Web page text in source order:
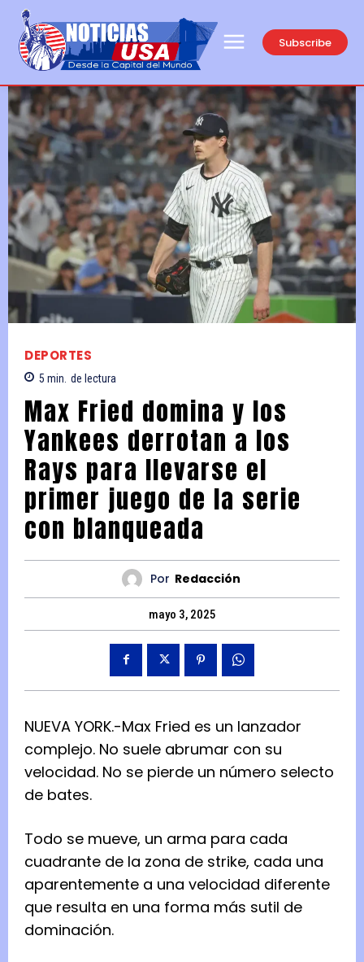
Subscribe
DEPORTES
5 min. de lectura
Max Fried domina y los
Yankees derrotan a los
Rays para llevarse el
primer juego de la serie
con blanqueada
Por Redacción
mayo 3, 2025
NUEVA YORK.-Max Fried es un lanzador
complejo. No suele abrumar con su
velocidad. No se pierde un número selecto
de bates.
Todo se mueve, un arma para cada
cuadrante de la zona de strike, cada una
aparentemente a una velocidad diferente
que resulta en una forma más sutil de
dominación.